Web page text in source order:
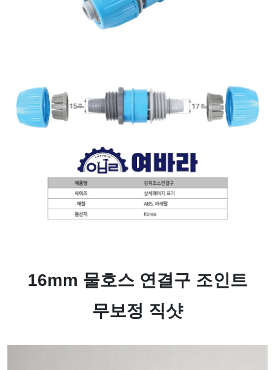
16mm 물호스 연결구 조인트
무보정 직샷